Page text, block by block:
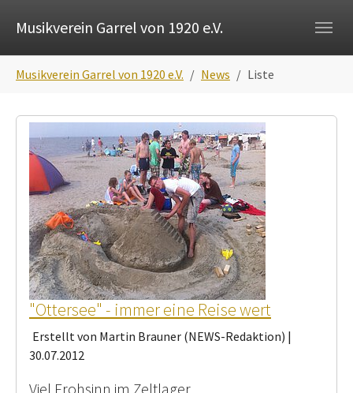
Musikverein Garrel von 1920 e.V.
Musikverein Garrel von 1920 e.V. News Liste
"Ottersee" - immer eine Reise wert
Erstellt von Martin Brauner (NEWS-Redaktion) |
30.07.2012
Viel Frohsinn im Zeltlager